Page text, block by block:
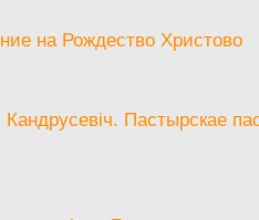
на Рождество Христово
Пастырскае